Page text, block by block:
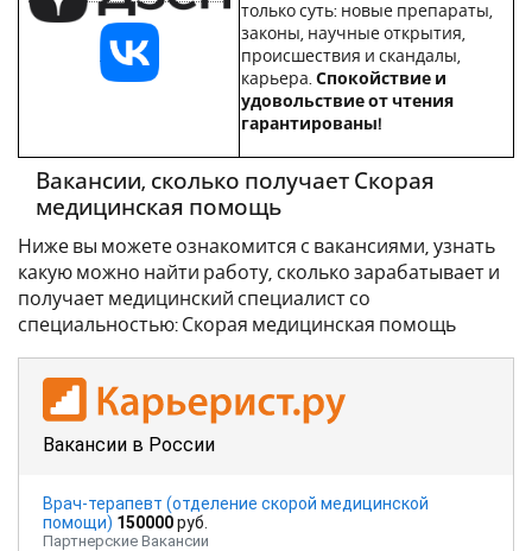
только суть: новые препараты,
законы, научные открытия,
происшествия и скандалы,
карьера. Спокойствие и
удовольствие от чтения
гарантированы!
Вакансии, сколько получает Скорая
медицинская помощь
Ниже вы можете ознакомится с вакансиями, узнать
какую можно найти работу, сколько зарабатывает и
получает медицинский специалист со
специальностью: Скорая медицинская помощь
Вакансии в России
Врач-терапевт (отделение скорой медицинской
помощи) 150000руб.
Партнерские Вакансии